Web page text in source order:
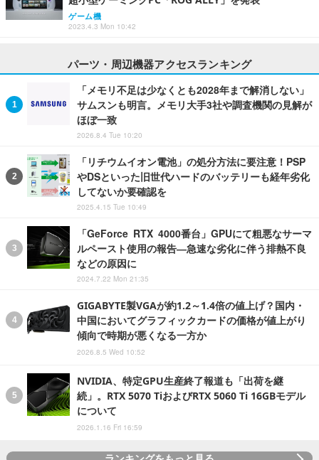
ゲーム機
2023.4.3 Mon 10:42
パーツ・周辺機器アクセスランキング
「メモリ不足は少なくとも2028年まで解消しない」
サムスンも明言。メモリ大手3社や調査機関の見解が
ほぼ一致
2026.8.4 Tue 10:20
「リチウムイオン電池」の処分方法に要注意！PSP
やDSといった旧世代ハードのバッテリーも経年劣化
してないか要確認を
2025.4.15 Tue 10:49
「GeForce RTX 4000番台」GPUにて粗悪なサーマ
ルペースト使用の報告―急速な劣化に伴う排熱不良
などの原因に
2024.7.22 Mon 21:35
GIGABYTE製VGAが約1.2～1.4倍の値上げ？国内・
中国においてグラフィックカードの価格が値上がり
傾向で時期が悪くなる一方か
2026.8.5 Wed 10:52
NVIDIA、特定GPU生産終了報道も「出荷を継
続」。RTX 5070 TiおよびRTX 5060 Ti 16GBモデル
について
2026.1.16 Fri 16:59